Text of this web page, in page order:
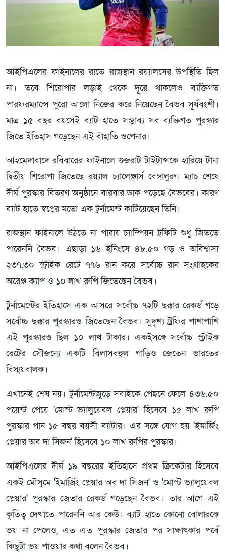
আইপিএলের ফাইনালের রাতে রাজস্থান রয়্যালসের উপস্থিতি ছিল
না। তবে শিরোপার লড়াই থেকে দূরে থাকলেও ব্যক্তিগত
পারফরম্যান্সে পুরো আলো নিজের করে নিয়েছেন বৈভব সূর্যবংশী।
মাত্র ১৫ বছর বয়সেই ব্যাট হাতে সম্ভাব্য সব ব্যক্তিগত পুরস্কার
জিতে ইতিহাস গড়েছেন এই বাঁহাতি ওপেনার।
আহমেদাবাদে রবিবারের ফাইনালে গুজরাট টাইটান্সকে হারিয়ে টানা
দ্বিতীয় শিরোপা জিতেছে রয়্যাল চ্যালেঞ্জার্স বেঙ্গালুরু। ম্যাচ শেষে
দীর্ঘ পুরস্কার বিতরণ অনুষ্ঠানে বারবার ডাক পড়েছে বৈভবের। কারণ
ব্যাট হাতে স্বপ্নের মতো এক টুর্নামেন্ট কাটিয়েছেন তিনি।
রাজস্থান ফাইনালে উঠতে না পারায় চ্যাম্পিয়ন ট্রফিটি শুধু জিততে
পারেননি বৈভব। এছাড়া ১৬ ইনিংসে ৪৮.৫০ গড় ও অবিশ্বাস্য
২৩৭.৩০ স্ট্রাইক রেটে ৭৭৬ রান করে সর্বোচ্চ রান সংগ্রাহকের
অরেঞ্জ ক্যাপ ও ১০ লাখ রুপি জিতেছেন বৈভব।
টুর্নামেন্টের ইতিহাসে এক আসরে সর্বোচ্চ ৭২টি ছক্কার রেকর্ড গড়ে
সর্বোচ্চ ছক্কার পুরস্কারও জিতেছেন বৈভব। সুদৃশ্য ট্রফির পাশাপাশি
এই পুরস্কারও ছিল ১০ লাখ টাকার। একইসঙ্গে সর্বোচ্চ স্ট্রাইক
রেটের সৌজন্যে একটি বিলাসবহুল গাড়িও জেতেন ভারতের
বিস্ময়বালক।
এখানেই শেষ নয়। টুর্নামেন্টজুড়ে সবাইকে পেছনে ফেলে ৪৩৬.৫০
পয়েন্ট পেয়ে 'মোস্ট ভ্যালুয়েবল প্লেয়ার' হিসেবে ১৫ লাখ রুপি
পুরস্কার পান ১৫ বছর বয়সী ব্যাটার। এর সঙ্গে যোগ হয় 'ইমার্জিং
প্লেয়ার অব দা সিজন' হিসেবে ১০ লাখ রুপির পুরস্কার।
আইপিএলের দীর্ঘ ১৯ বছরের ইতিহাসে প্রথম ক্রিকেটার হিসেবে
একই মৌসুমে 'ইমার্জিং প্লেয়ার অব দা সিজন' ও 'মোস্ট ভ্যালুয়েবল
প্লেয়ার' পুরস্কার জেতার রেকর্ড গড়েছেন বৈভব। তার আগে এই
কৃতিত্ব দেখাতে পারেননি আর কেউ। ব্যাট হাতে কোনো বোলারকে
ভয় না পেলেও, এত এত পুরস্কার জেতার পর সাক্ষাৎকার পর্বে
কিছুটা ভয় পাওয়ার কথা বলেন বৈভব।